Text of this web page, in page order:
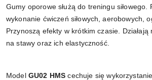
Gumy oporowe służą do treningu siłowego.
wykonanie ćwiczeń siłowych, aerobowych,
Przynoszą efekty w krótkim czasie.
na stawy oraz ich elastyczność.
Model GU02 HMScechuje się